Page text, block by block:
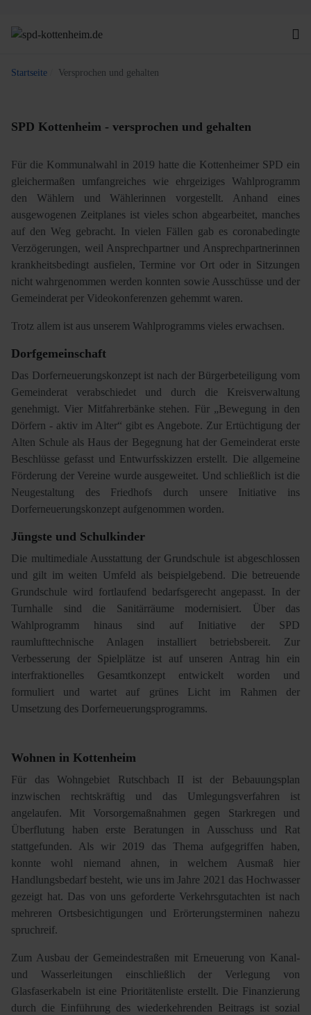
Startseite Versprochen und gehalten
SPD Kottenheim - versprochen und gehalten
Für die Kommunalwahl in 2019 hatte die Kottenheimer SPD ein
gleichermaßen umfangreiches wie ehrgeiziges Wahlprogramm
den Wählern und Wählerinnen vorgestellt. Anhand eines
ausgewogenen Zeitplanes ist vieles schon abgearbeitet, manches
auf den Weg gebracht. In vielen Fällen gab es coronabedingte
Verzögerungen, weil Ansprechpartner und Ansprechpartnerinnen
krankheitsbedingt ausfielen, Termine vor Ort oder in Sitzungen
nicht wahrgenommen werden konnten sowie Ausschüsse und der
Gemeinderat per Videokonferenzen gehemmt waren.
Trotz allem ist aus unserem Wahlprogramms vieles erwachsen.
Dorfgemeinschaft
Das Dorferneuerungskonzept ist nach der Bürgerbeteiligung vom
Gemeinderat verabschiedet und durch die Kreisverwaltung
genehmigt. Vier Mitfahrerbänke stehen. Für „Bewegung in den
Dörfern - aktiv im Alter“ gibt es Angebote. Zur Ertüchtigung der
Alten Schule als Haus der Begegnung hat der Gemeinderat erste
Beschlüsse gefasst und Entwurfsskizzen erstellt. Die allgemeine
Förderung der Vereine wurde ausgeweitet. Und schließlich ist die
Neugestaltung des Friedhofs durch unsere Initiative ins
Dorferneuerungskonzept aufgenommen worden.
Jüngste und Schulkinder
Die multimediale Ausstattung der Grundschule ist abgeschlossen
und gilt im weiten Umfeld als beispielgebend. Die betreuende
Grundschule wird fortlaufend bedarfsgerecht angepasst. In der
Turnhalle sind die Sanitärräume modernisiert. Über das
Wahlprogramm hinaus sind auf Initiative der SPD
raumlufttechnische Anlagen installiert betriebsbereit. Zur
Verbesserung der Spielplätze ist auf unseren Antrag hin ein
interfraktionelles Gesamtkonzept entwickelt worden und
formuliert und wartet auf grünes Licht im Rahmen der
Umsetzung des Dorferneuerungsprogramms.
Wohnen in Kottenheim
Für das Wohngebiet Rutschbach II ist der Bebauungsplan
inzwischen rechtskräftig und das Umlegungsverfahren ist
angelaufen. Mit Vorsorgemaßnahmen gegen Starkregen und
Überflutung haben erste Beratungen in Ausschuss und Rat
stattgefunden. Als wir 2019 das Thema aufgegriffen haben,
konnte wohl niemand ahnen, in welchem Ausmaß hier
Handlungsbedarf besteht, wie uns im Jahre 2021 das Hochwasser
gezeigt hat. Das von uns geforderte Verkehrsgutachten ist nach
mehreren Ortsbesichtigungen und Erörterungsterminen nahezu
spruchreif.
Zum Ausbau der Gemeindestraßen mit Erneuerung von Kanal-
und Wasserleitungen einschließlich der Verlegung von
Glasfaserkabeln ist eine Prioritätenliste erstellt. Die Finanzierung
durch die Einführung des wiederkehrenden Beitrags ist sozial